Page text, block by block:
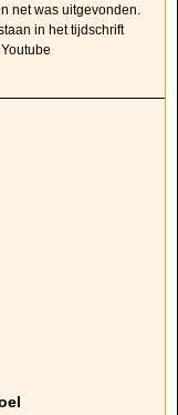
net was uitgevonden.
in het tijdschrift